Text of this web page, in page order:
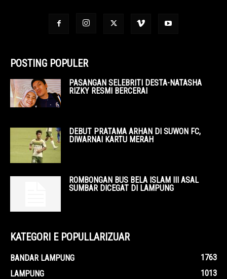
POSTING POPULER
PASANGAN SELEBRITI DESTA-NATASHA
RIZKY RESMI BERCERAI
DEBUT PRATAMA ARHAN DI SUWON FC,
DIWARNAI KARTU MERAH
ROMBONGAN BUS BELA ISLAM III ASAL
SUMBAR DICEGAT DI LAMPUNG
KATEGORI E POPULLARIZUAR
BANDAR LAMPUNG
1763
LAMPUNG
1013